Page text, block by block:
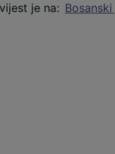
je na: